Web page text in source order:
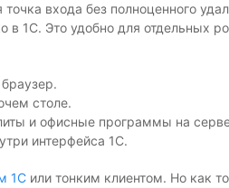
входа без полноценного
в 1С. Это удобно для отдельных
столе.
и офисные программы на
интерфейса 1С.
1С или тонким клиентом. Но как